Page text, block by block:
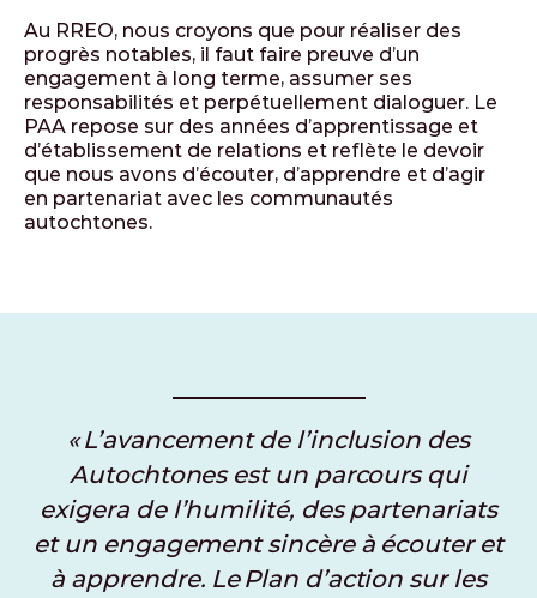
Au RREO, nous croyons que pour réaliser des
progrès notables, il faut faire preuve d’un
engagement à long terme, assumer ses
responsabilités et perpétuellement dialoguer. Le
PAA repose sur des années d’apprentissage et
d’établissement de relations et reflète le devoir
que nous avons d’écouter, d’apprendre et d’agir
en partenariat avec les communautés
autochtones.
« L’avancement de l’inclusion des
Autochtones est un parcours qui
exigera de l’humilité, des partenariats
et un engagement sincère à écouter et
à apprendre. Le Plan d’action sur les